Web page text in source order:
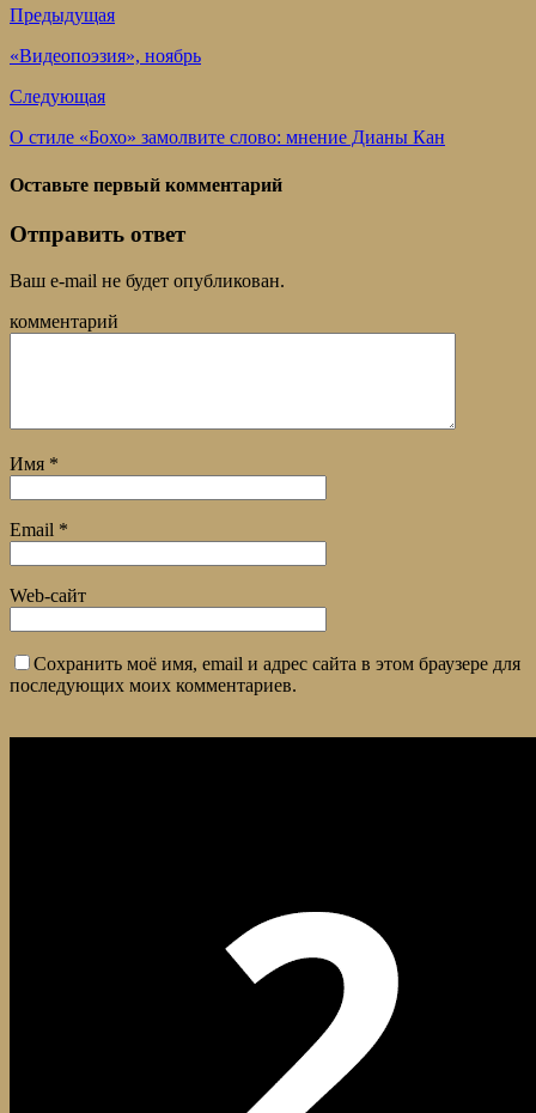
Предыдущая
«Видеопоэзия», ноябрь
Следующая
О стиле «Бохо» замолвите слово: мнение Дианы Кан
Оставьте первый комментарий
Отправить ответ
Ваш e-mail не будет опубликован.
комментарий
Имя *
Email *
Web-сайт
Сохранить моё имя, email и адрес сайта в этом браузере для
последующих моих комментариев.